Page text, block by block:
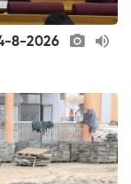
8-2026